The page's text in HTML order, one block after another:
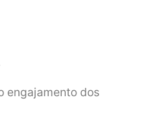
engajamento dos